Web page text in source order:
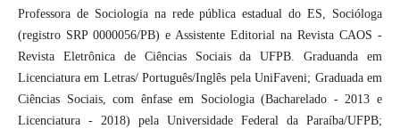
Professora de Sociologia na rede pública estadual do ES, Socióloga
(registro SRP 0000056/PB) e Assistente Editorial na Revista CAOS -
Revista Eletrônica de Ciências Sociais da UFPB. Graduanda em
Licenciatura em Letras/ Português/Inglês pela UniFaveni; Graduada em
Ciências Sociais, com ênfase em Sociologia (Bacharelado - 2013 e
Licenciatura - 2018) pela Universidade Federal da Paraíba/UFPB;